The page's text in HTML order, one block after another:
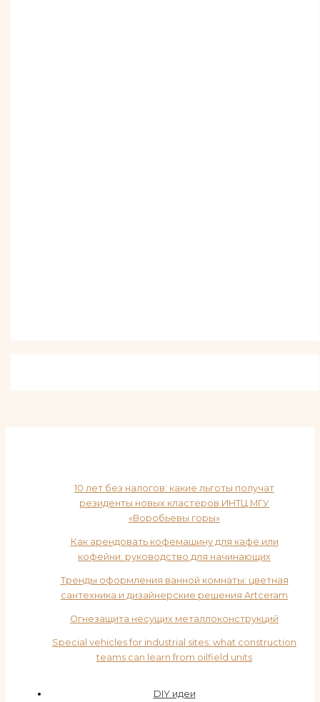
10 лет без налогов: какие льготы получат
резиденты новых кластеров ИНТЦ МГУ
«Воробьевы горы»
Как арендовать кофемашину для кафе или
кофейни: руководство для начинающих
Тренды оформления ванной комнаты: цветная
сантехника и дизайнерские решения Artceram
Огнезащита несущих металлоконструкций
Special vehicles for industrial sites: what construction
teams can learn from oilfield units
DIY идеи